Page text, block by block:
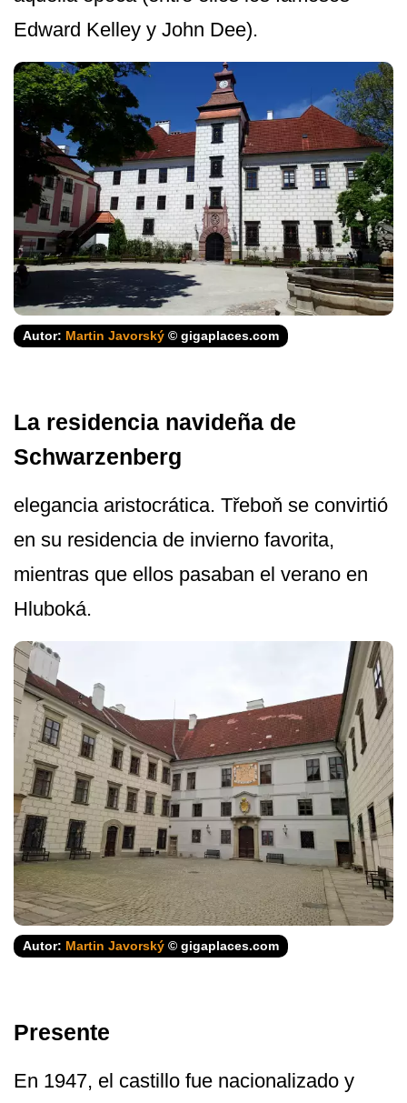
Edward Kelley y John Dee).
Autor: Martin Javorský © gigaplaces.com
La residencia navideña de
Schwarzenberg
elegancia aristocrática. Třeboň se convirtió
en su residencia de invierno favorita,
mientras que ellos pasaban el verano en
Hluboká.
Autor: Martin Javorský © gigaplaces.com
Presente
En 1947, el castillo fue nacionalizado y